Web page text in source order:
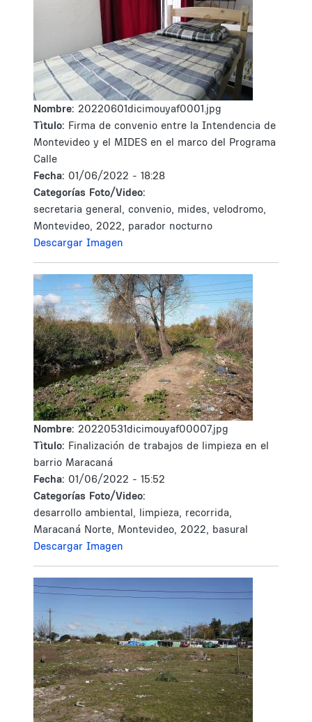
Nombre: 20220601dicimouyaf0001.jpg
Tìtulo: Firma de convenio entre la Intendencia de
Montevideo y el MIDES en el marco del Programa
Calle
Fecha: 01/06/2022 - 18:28
Categorías Foto/Video:
secretaria general, convenio, mides, velodromo,
Montevideo, 2022, parador nocturno
Descargar Imagen
Nombre: 20220531dicimouyaf00007.jpg
Tìtulo: Finalización de trabajos de limpieza en el
barrio Maracaná
Fecha: 01/06/2022 - 15:52
Categorías Foto/Video:
desarrollo ambiental, limpieza, recorrida,
Maracaná Norte, Montevideo, 2022, basural
Descargar Imagen